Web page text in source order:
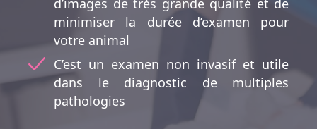
minimiser la durée d’examen pour
votre animal
C’est un examen non invasif et utile
dans le diagnostic de multiples
pathologies